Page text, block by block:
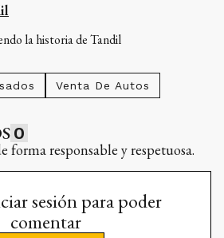
la historia de Tandil
Venta De Autos
0
forma responsable y respetuosa.
sesión para poder
comentar